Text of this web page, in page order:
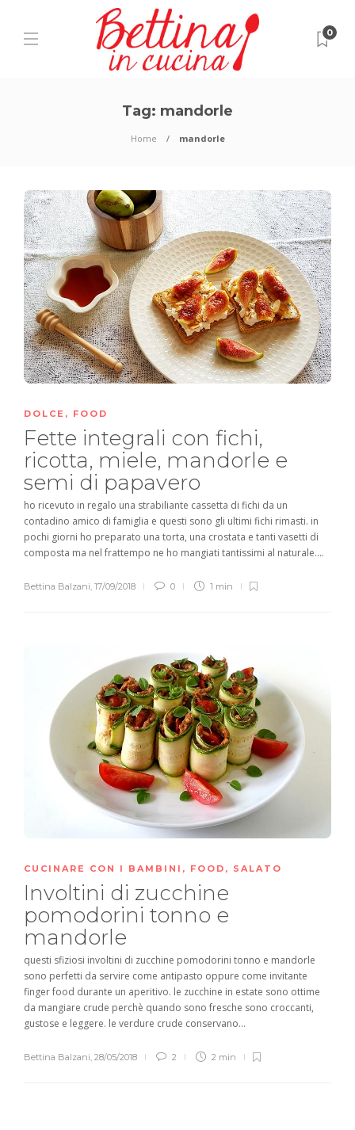
0
Tag: mandorle
Home mandorle
DOLCE , FOOD
Fette integrali con fichi,
ricotta, miele, mandorle e
semi di papavero
ho ricevuto in regalo una strabiliante cassetta di fichi da un
contadino amico di famiglia e questi sono gli ultimi fichi rimasti. in
pochi giorni ho preparato una torta, una crostata e tanti vasetti di
composta ma nel frattempo ne ho mangiati tantissimi al naturale....
Bettina Balzani, 17/09/2018 0 1 min
CUCINARE CON I BAMBINI , FOOD , SALATO
Involtini di zucchine
pomodorini tonno e
mandorle
questi sfiziosi involtini di zucchine pomodorini tonno e mandorle
sono perfetti da servire come antipasto oppure come invitante
finger food durante un aperitivo. le zucchine in estate sono ottime
da mangiare crude perchè quando sono fresche sono croccanti,
gustose e leggere. le verdure crude conservano...
Bettina Balzani, 28/05/2018 2 2 min